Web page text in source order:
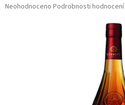
Průměrné
Neohodnoceno Podrobnosti hodnocení